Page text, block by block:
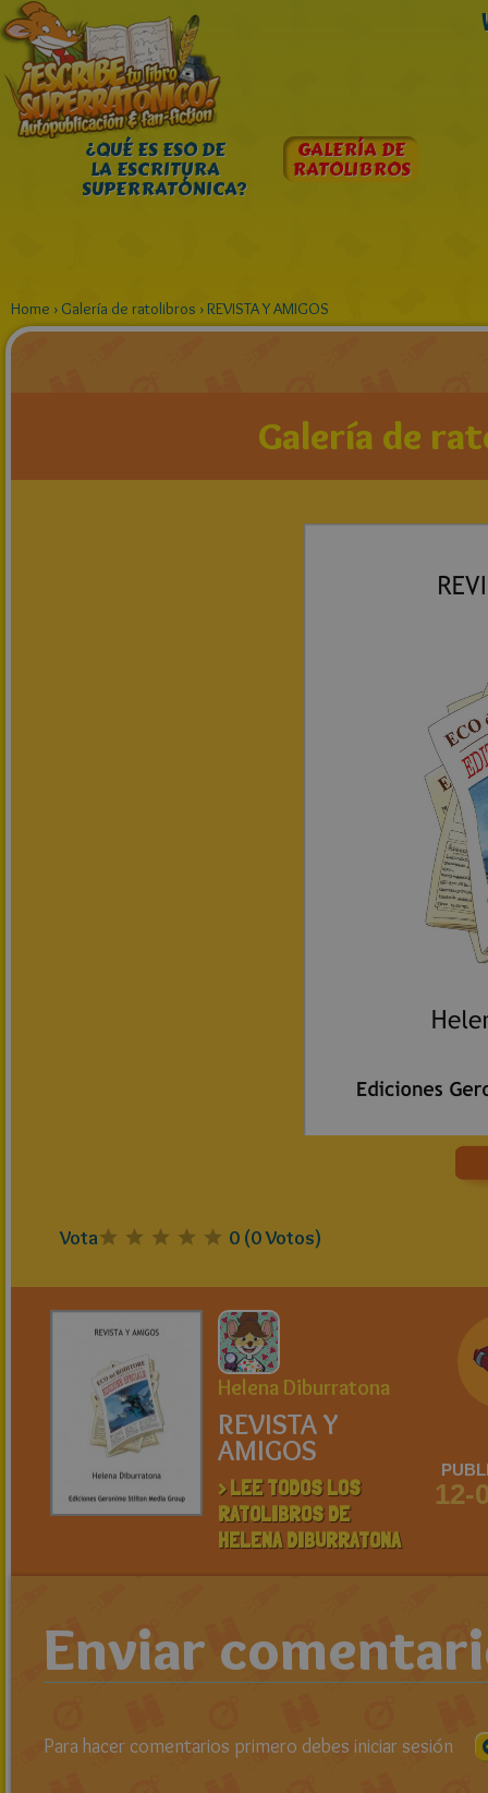
¿QUÉ ES ESO DE
LA ESCRITURA
SUPERRATÓNICA?
GALERÍA DE
RATOLIBROS
Home › Galería de ratolibros ›REVISTA Y AMIGOS
Galería de
Vota 0 (0Votos)
Helena Diburratona
REVISTA Y
AMIGOS
> LEE TODOS LOS
RATOLIBROS DE
HELENA DIBURRATONA
12-
Enviar
Para hacer comentarios primero debes iniciar sesión